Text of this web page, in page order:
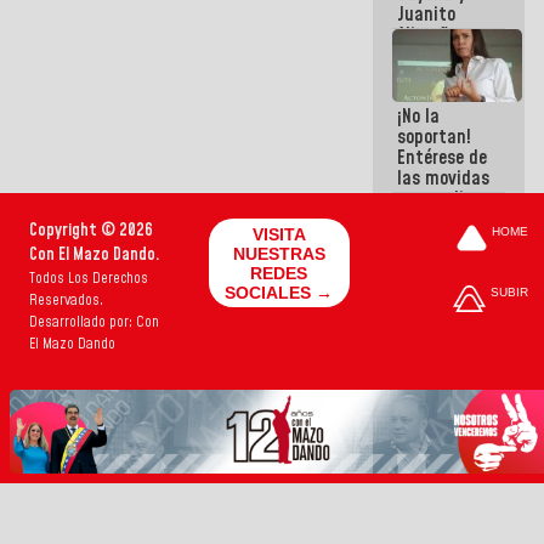
Juanito
Alimaña son
harina del
mismo
costal
¡No la
soportan!
Entérese de
las movidas
que realizan
cómplices
sacudírsela
Copyright © 2026
Con El Mazo Dando.
Todos Los Derechos
Reservados.
Desarrollado por: Con
El Mazo Dando
VISITA
NUESTRAS
REDES
SOCIALES →
HOME
SUBIR